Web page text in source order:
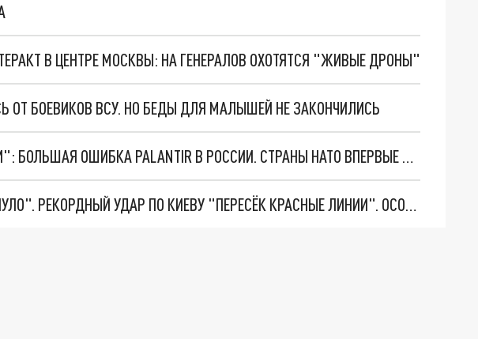
В ЦЕНТРЕ МОСКВЫ: НА ГЕНЕРАЛОВ ОХОТЯТСЯ "ЖИВЫЕ ДРОНЫ"
ОТ БОЕВИКОВ ВСУ. НО БЕДЫ ДЛЯ МАЛЫШЕЙ НЕ ЗАКОНЧИЛИСЬ
"ОЧЕНЬ ПЛОХИЕ НОВОСТИ": БОЛЬШАЯ ОШИБКА PALANTIR В РОССИИ. СТРАНЫ НАТО ВПЕРВЫЕ ЗА СВО ОСТАНОВИЛИ ПОСТАВКИ ОРУЖИЯ. ВСУ ТЕРЯЮТ ПРИГРАНИЧЬЕ?
"ТЕРПЕНИЕ ПУТИНА ЛОПНУЛО". РЕКОРДНЫЙ УДАР ПО КИЕВУ "ПЕРЕСЁК КРАСНЫЕ ЛИНИИ". ОСОБЫЕ СПЕЦЫ КНДР НА ЛБС? ТАЙНЫЕ ПЕРЕГОВОРЫ ЕВРОПЫ И МОСКВЫ